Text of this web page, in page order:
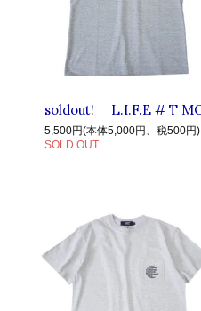
5,500円(本体5,000円、税500円)
SOLD OUT